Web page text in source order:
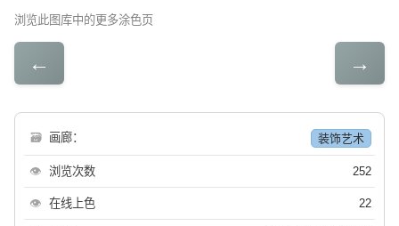
浏览此图库中的更多涂色页
← →
🗃 画廊： 装饰艺术
👁 浏览次数 252
👁 在线上色 22